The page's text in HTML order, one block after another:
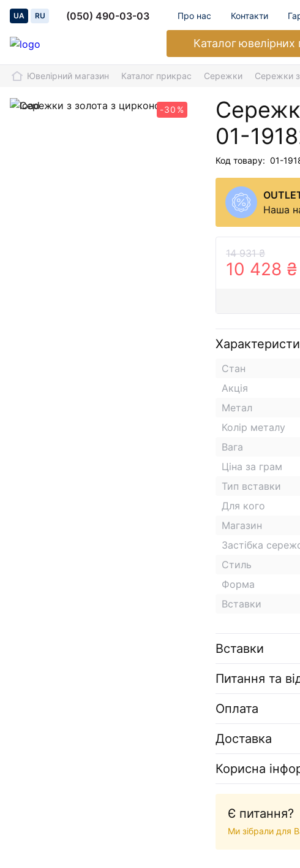
UA RU (050) 490-03-03 Про нас Контакти
Каталогювелірних
Ювелірний магазин Каталог прикрас Сережки Сережки
-30%
01-
Код товару: 01-
Наша
14 931 ₴
10 428 ₴
Стан
Акція
Метал
Колір металу
Вага
Ціна за грам
Тип вставки
Для кого
Магазин
Застібка
Стиль
Форма
Вставки
Вставки
Питання та
Оплата
Доставка
Корисна
Є питання?
Ми зібрали для